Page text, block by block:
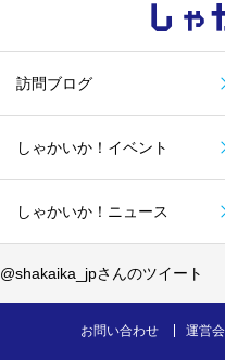
しゃ
訪問ブログ
しゃかいか！イベント
しゃかいか！ニュース
@shakaika_jpさんのツイート
お問い合わせ 運営